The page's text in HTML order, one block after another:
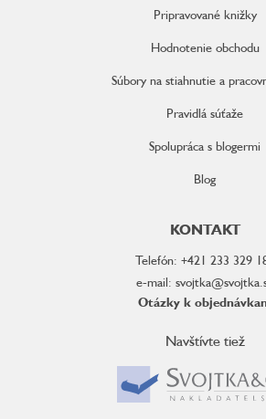
Pripravované knižky
Hodnotenie obchodu
Súbory na stiahnutie a
Pravidlá súťaže
Spolupráca s blogermi
Blog
KONTAKT
Telefón: +421 233 329
e-mail:
Otázky k
Navštívte tiež